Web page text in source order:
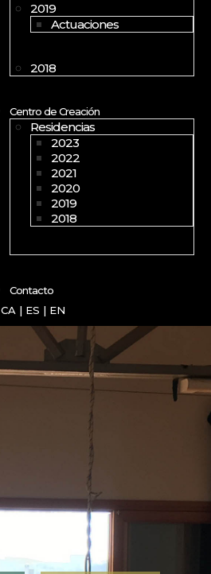
2019
Actuaciones
2018
Centro de Creación
Residencias
2023
2022
2021
2020
2019
2018
Contacto
CA | ES | EN